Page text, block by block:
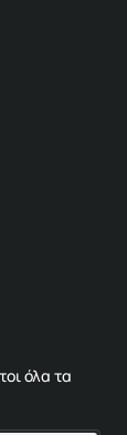
όλα τα